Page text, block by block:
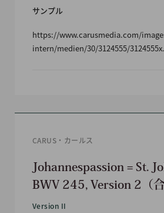
サンプル
https://www.carusmedia.com/
intern/medien/30/3124555/
CARUS・カールス
Johannespassion = St.
BWV 245, Version 2（合
Version II